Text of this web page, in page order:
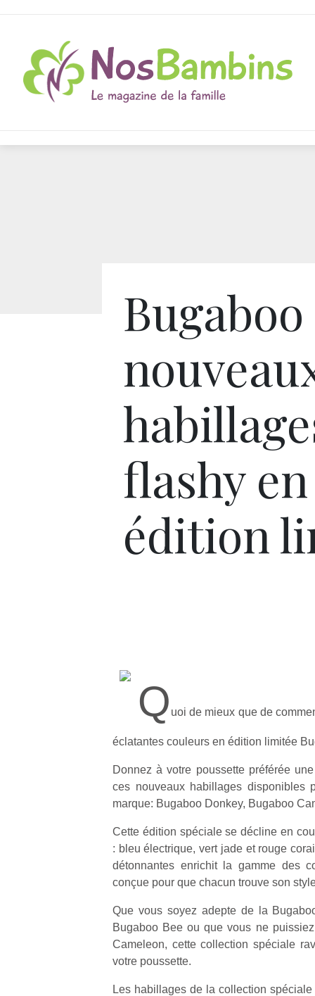
Bugaboo
flashy en
édition
Q uoi de mieux que de
éclatantes couleurs en édition limitée
Donnez à votre poussette préférée
ces nouveaux habillages disponibles
marque: Bugaboo Donkey, Bugaboo
Cette édition spéciale se décline en
: bleu électrique, vert jade et rouge
détonnantes enrichit la gamme des
conçue pour que chacun trouve son
Que vous soyez adepte de la
Bugaboo Bee ou que vous ne
Cameleon, cette collection spéciale
votre poussette.
Les habillages de la collection